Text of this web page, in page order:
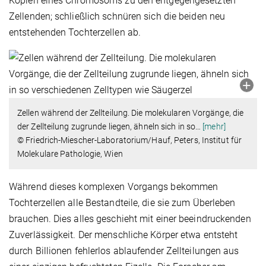
Zellenden; schließlich schnüren sich die beiden neu
entstehenden Tochterzellen ab.
Zellen während der Zellteilung. Die molekularen Vorgänge, die
der Zellteilung zugrunde liegen, ähneln sich in so
[mehr]
© Friedrich-Miescher-Laboratorium/Hauf, Peters, Institut für
Molekulare Pathologie, Wien
Während dieses komplexen Vorgangs bekommen
Tochterzellen alle Bestandteile, die sie zum Überleben
brauchen. Dies alles geschieht mit einer beeindruckenden
Zuverlässigkeit. Der menschliche Körper etwa entsteht
durch Billionen fehlerlos ablaufender Zellteilungen aus